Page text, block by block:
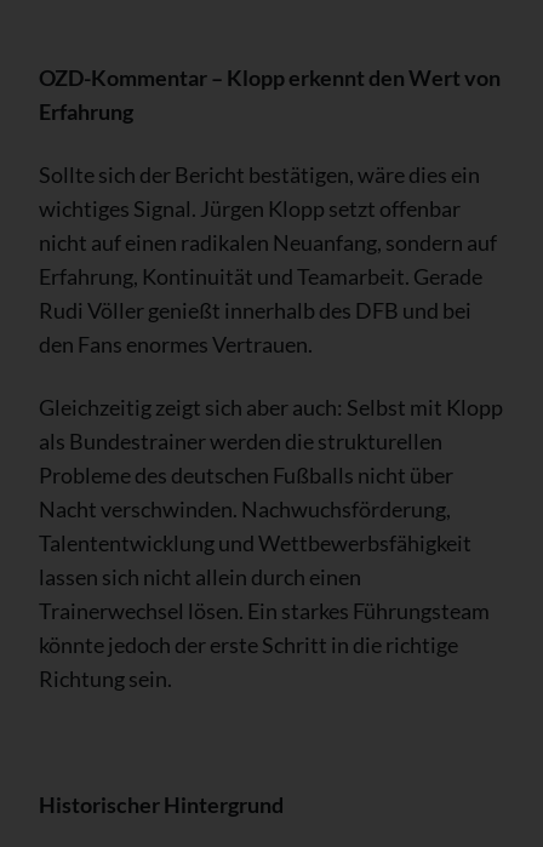
OZD-Kommentar – Klopp erkennt den Wert von
Erfahrung
Sollte sich der Bericht bestätigen, wäre dies ein
wichtiges Signal. Jürgen Klopp setzt offenbar
nicht auf einen radikalen Neuanfang, sondern auf
Erfahrung, Kontinuität und Teamarbeit. Gerade
Rudi Völler genießt innerhalb des DFB und bei
den Fans enormes Vertrauen.
Gleichzeitig zeigt sich aber auch: Selbst mit Klopp
als Bundestrainer werden die strukturellen
Probleme des deutschen Fußballs nicht über
Nacht verschwinden. Nachwuchsförderung,
Talententwicklung und Wettbewerbsfähigkeit
lassen sich nicht allein durch einen
Trainerwechsel lösen. Ein starkes Führungsteam
könnte jedoch der erste Schritt in die richtige
Richtung sein.
Historischer Hintergrund